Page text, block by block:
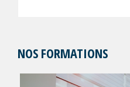
NOS FORMATIONS